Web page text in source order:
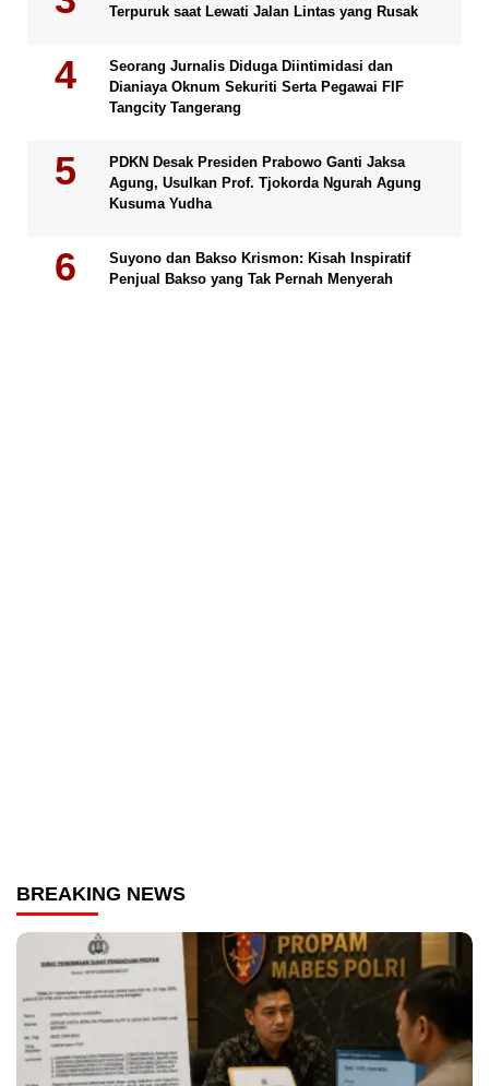
Terpuruk saat Lewati Jalan Lintas yang Rusak
Seorang Jurnalis Diduga Diintimidasi dan
Dianiaya Oknum Sekuriti Serta Pegawai FIF
Tangcity Tangerang
PDKN Desak Presiden Prabowo Ganti Jaksa
Agung, Usulkan Prof. Tjokorda Ngurah Agung
Kusuma Yudha
Suyono dan Bakso Krismon: Kisah Inspiratif
Penjual Bakso yang Tak Pernah Menyerah
BREAKING NEWS